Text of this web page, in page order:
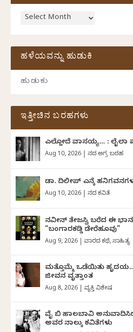
ಹಳೆಯವನ್ನು ಹುಡುಕಿ
ಇತ್ತೀಚಿನ ಬರಹಗಳು
ಎಲ್ಹೋದೆ ವಾಸಯ್ಯ… : ಲೈಲಾ
Aug 10, 2026 ದಿನದ ಅಗ್ರ ಬರಹ
ಡಾ. ದಿಲೀಪ್ ಎನ್ಕೆ
Aug 10, 2026 ದಿನದ ಕವಿತೆ
ನವೀನ್‌ ತೇಜಸ್ವಿ ಬರೆದ ಈ
“ಬಂಗಾರಕಡ್ಡಿ ಡೇರೆಹೂವು”
Aug 9, 2026 |ವಾರದ ಕಥೆ,ಸಾಹಿತ್ಯ
ಮತ್ತೊಮ್ಮೆ ಒಡೆಯಿತು
ಜೀವನ ವೃತ್ತಾಂತ
Aug 8, 2026 ವ್ಯಕ್ತಿ ವಿಶೇಷ
ವೈ ಬಿ ಹಾಲಬಾವಿ
ಅವರ ನಾಲ್ಕು ಕವಿತೆಗಳು